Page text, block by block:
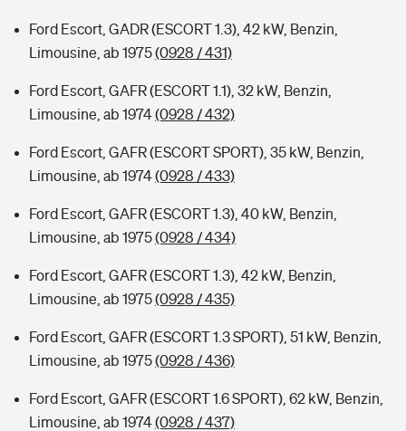
Ford Escort, GADR (ESCORT 1.3), 42 kW, Benzin,
Limousine, ab 1975(0928 / 431)
Ford Escort, GAFR (ESCORT 1.1), 32 kW, Benzin,
Limousine, ab 1974(0928 / 432)
Ford Escort, GAFR (ESCORT SPORT), 35 kW, Benzin,
Limousine, ab 1974(0928 / 433)
Ford Escort, GAFR (ESCORT 1.3), 40 kW, Benzin,
Limousine, ab 1975(0928 / 434)
Ford Escort, GAFR (ESCORT 1.3), 42 kW, Benzin,
Limousine, ab 1975(0928 / 435)
Ford Escort, GAFR (ESCORT 1.3 SPORT), 51 kW, Benzin,
Limousine, ab 1975(0928 / 436)
Ford Escort, GAFR (ESCORT 1.6 SPORT), 62 kW, Benzin,
Limousine, ab 1974(0928 / 437)